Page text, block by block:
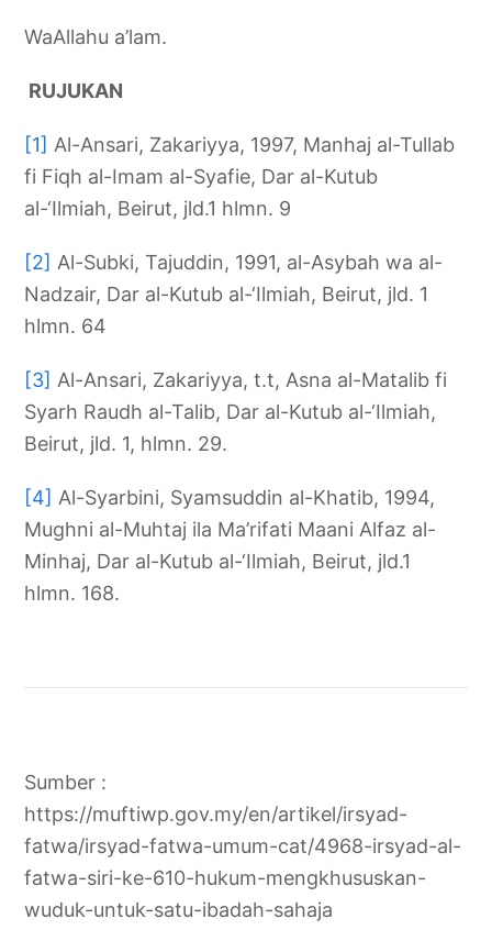
WaAllahu a’lam.
RUJUKAN
[1] Al-Ansari, Zakariyya, 1997, Manhaj al-Tullab
fi Fiqh al-Imam al-Syafie, Dar al-Kutub
al-‘Ilmiah, Beirut, jld.1 hlmn. 9
[2] Al-Subki, Tajuddin, 1991, al-Asybah wa al-
Nadzair, Dar al-Kutub al-‘Ilmiah, Beirut, jld. 1
hlmn. 64
[3] Al-Ansari, Zakariyya, t.t, Asna al-Matalib fi
Syarh Raudh al-Talib, Dar al-Kutub al-‘Ilmiah,
Beirut, jld. 1, hlmn. 29.
[4] Al-Syarbini, Syamsuddin al-Khatib, 1994,
Mughni al-Muhtaj ila Ma’rifati Maani Alfaz al-
Minhaj, Dar al-Kutub al-‘Ilmiah, Beirut, jld.1
hlmn. 168.
Sumber :
https://muftiwp.gov.my/en/artikel/irsyad-
fatwa/irsyad-fatwa-umum-cat/4968-irsyad-al-
fatwa-siri-ke-610-hukum-mengkhususkan-
wuduk-untuk-satu-ibadah-sahaja